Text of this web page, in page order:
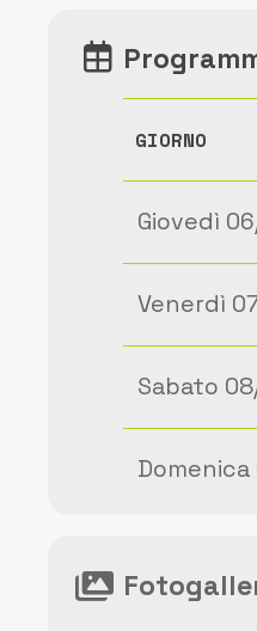
GIORNO
Giovedì
Venerdì
Sabato